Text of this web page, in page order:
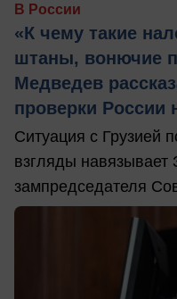
В России
«К чему такие
штаны, вонючие
Медведев
проверки России
Ситуация с Грузией
взгляды навязывает
зампредседателя